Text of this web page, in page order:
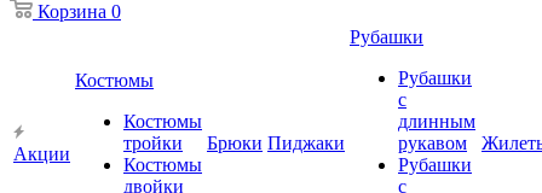
Корзина 0
Акции
Костюмы
Костюмы
тройки
Костюмы
двойки
Брюки Пиджаки
Рубашки
Рубашки
с
длинным
рукавом
Рубашки
с